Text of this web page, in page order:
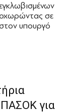
σε
υπουργό
για